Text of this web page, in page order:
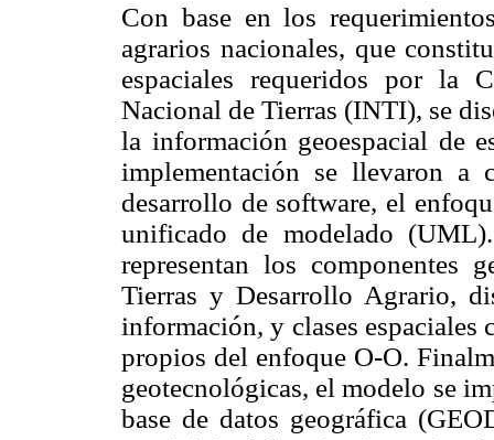
Con base en los
agrarios nacionales, que
espaciales requeridos por la
Nacional de Tierras (INTI), se
la información geoespacial de
implementación se llevaron a
desarrollo de software, el
unificado de modelado
representan los componentes
Tierras y Desarrollo Agrario,
información, y clases espaciales
propios del enfoque O-O.
geotecnológicas, el modelo se
base de datos geográfica